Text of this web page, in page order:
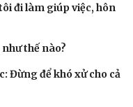
đi làm giúp việc, hôn
thế nào?
Đừng để khó xử cho cả